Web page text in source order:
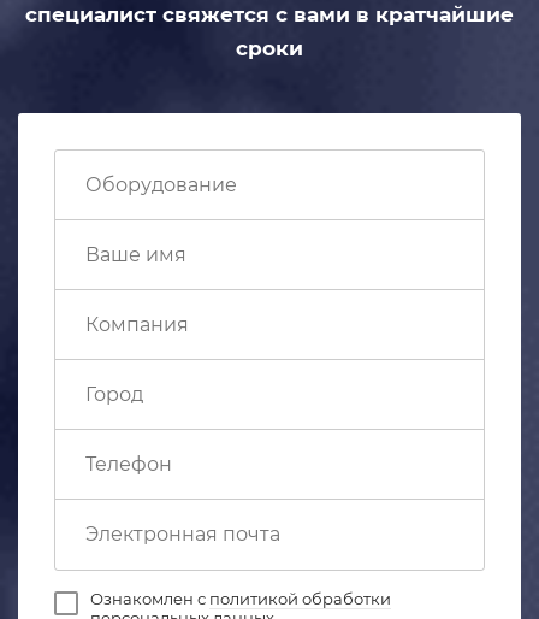
специалист свяжется с вами в кратчайшие
сроки
Ознакомлен с политикой обработки